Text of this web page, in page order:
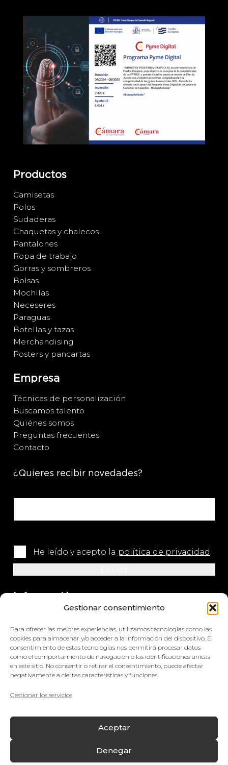
Gestionar consentimiento
Para ofrecer las mejores experiencias, utilizamos tecnologías como las
cookies para almacenar y/o acceder a la información del dispositivo. El
consentimiento de estas tecnologías nos permitirá procesar datos
como el comportamiento de navegación o las identificaciones únicas
en este sitio. No consentir o retirar el consentimiento, puede afectar
negativamente a ciertas características y funciones.
Gestionar los servicios
Aceptar
Denegar
Productos
Camisetas
Polos
Sudaderas
Chaquetas y chalecos
Pantalones
Ropa de trabajo
Gorras y sombreros
Bolsas
Mochilas
Neceseres
Paraguas
Botellas y tazas
Merchandising
Posters y pancartas
Empresa
Técnicas de personalización
Buscamos talento
Quiénes somos
Preguntas frecuentes
Contacto
¿Quieres recibir novedades?
He leído y acepto la política de privacidad.
Información
info@impretex.com
Síguenos en redes sociales